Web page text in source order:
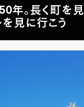
年。長く町を
見に行こう